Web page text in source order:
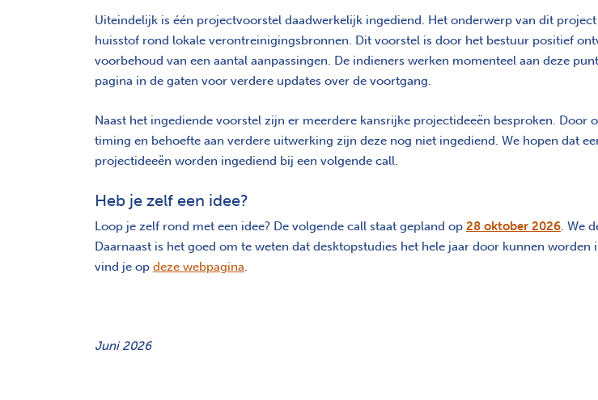
Uiteindelijk is één projectvoorstel daadwerkelijk ingediend. Het onderwerp van dit project
huisstof rond lokale verontreinigingsbronnen. Dit voorstel is door het bestuur positief
voorbehoud van een aantal aanpassingen. De indieners werken momenteel aan deze
pagina in de gaten voor verdere updates over de voortgang.
Naast het ingediende voorstel zijn er meerdere kansrijke projectideeën besproken. Door
timing en behoefte aan verdere uitwerking zijn deze nog niet ingediend. We hopen dat
projectideeën worden ingediend bij een volgende call.
Heb je zelf een idee?
Loop je zelf rond met een idee? De volgende call staat gepland op 28 oktober 2026. We
Daarnaast is het goed om te weten dat desktopstudies het hele jaar door kunnen
vind je op deze webpagina.
Juni 2026